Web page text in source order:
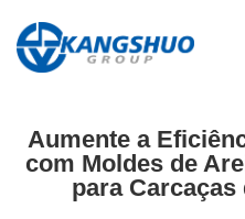
Aumente a
com Moldes de
para